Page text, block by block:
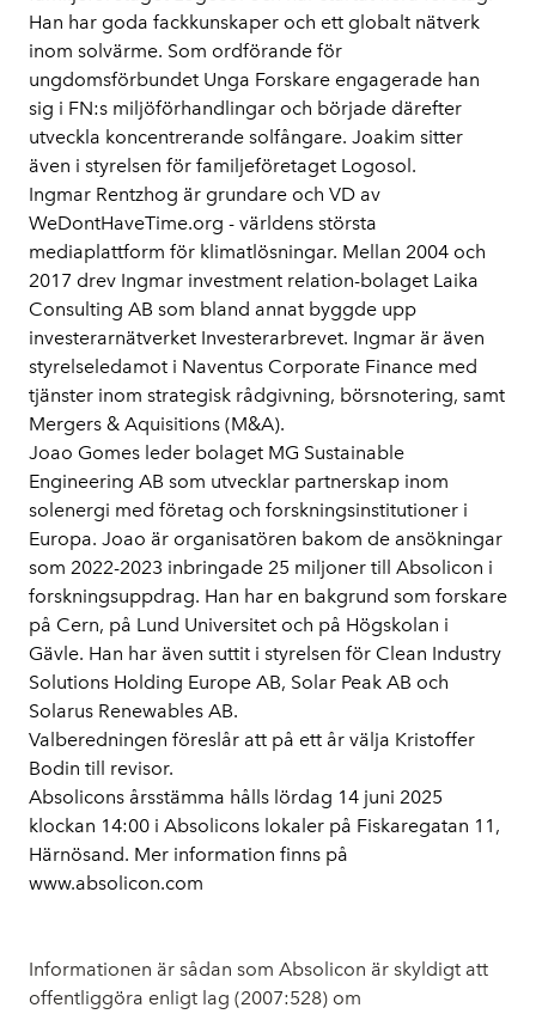
Han har goda fackkunskaper och ett globalt nätverk
inom solvärme. Som ordförande för
ungdomsförbundet Unga Forskare engagerade han
sig i FN:s miljöförhandlingar och började därefter
utveckla koncentrerande solfångare. Joakim sitter
även i styrelsen för familjeföretaget Logosol.
Ingmar Rentzhog är grundare och VD av
WeDontHaveTime.org - världens största
mediaplattform för klimatlösningar. Mellan 2004 och
2017 drev Ingmar investment relation-bolaget Laika
Consulting AB som bland annat byggde upp
investerarnätverket Investerarbrevet. Ingmar är även
styrelseledamot i Naventus Corporate Finance med
tjänster inom strategisk rådgivning, börsnotering, samt
Mergers & Aquisitions (M&A).
Joao Gomes leder bolaget MG Sustainable
Engineering AB som utvecklar partnerskap inom
solenergi med företag och forskningsinstitutioner i
Europa. Joao är organisatören bakom de ansökningar
som 2022-2023 inbringade 25 miljoner till Absolicon i
forskningsuppdrag. Han har en bakgrund som forskare
på Cern, på Lund Universitet och på Högskolan i
Gävle. Han har även suttit i styrelsen för Clean Industry
Solutions Holding Europe AB, Solar Peak AB och
Solarus Renewables AB.
Valberedningen föreslår att på ett år välja Kristoffer
Bodin till revisor.
Absolicons årsstämma hålls lördag 14 juni 2025
klockan 14:00 i Absolicons lokaler på Fiskaregatan 11,
Härnösand. Mer information finns på
www.absolicon.com
Informationen är sådan som Absolicon är skyldigt att
offentliggöra enligt lag (2007:528) om